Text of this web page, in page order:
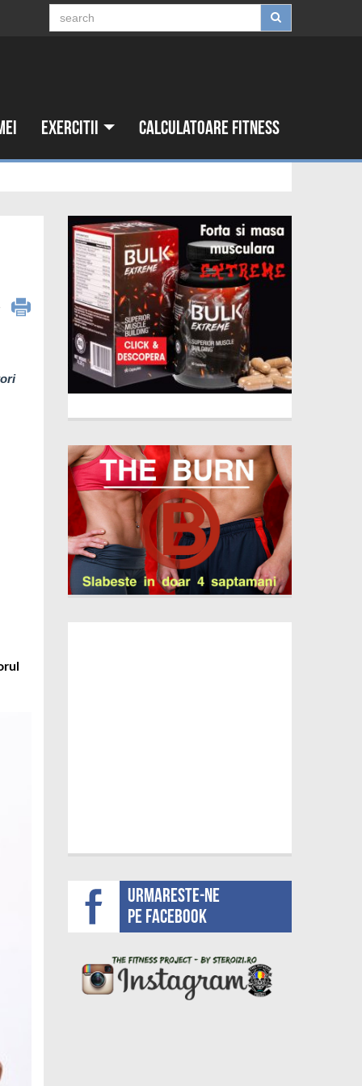
Exercitii Calculatoare fitness
Urmareste-ne
pe facebook